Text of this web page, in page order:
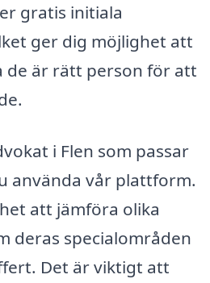
gratis initiala
ger dig möjlighet att
de är rätt person för att
i Flen som passar
använda vår plattform.
att jämföra olika
deras specialområden
Det är viktigt att